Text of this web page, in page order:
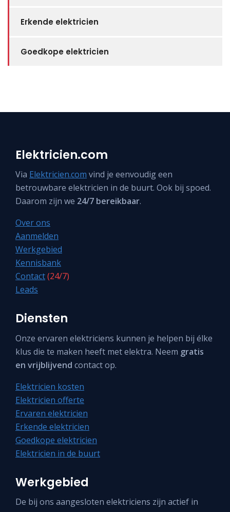
Erkende elektricien
Goedkope elektricien
Elektricien.com
Via Elektricien.com vind je eenvoudig een
betrouwbare elektricien in de buurt. Ook bij spoed.
Daarom zijn we 24/7 bereikbaar.
Over ons
Aanmelden
Werkgebied
Kennisbank
Contact(24/7)
Leads
Diensten
Onze ervaren elektriciens kunnen je helpen bij élke
klus die te maken heeft met elektra. Neem gratis
en vrijblijvend contact op.
Elektricien kosten
Elektricien offerte
Ervaren elektricien
Erkende elektricien
Goedkope elektricien
Elektricien in de buurt
Werkgebied
De bij ons aangesloten elektriciens zijn actief in